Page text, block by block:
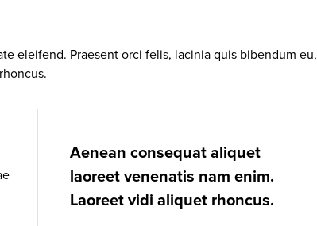
eleifend. Praesent orci felis, lacinia quis bibendum eu,
Aenean consequat aliquet
laoreet venenatis nam enim.
Laoreet vidi aliquet rhoncus.